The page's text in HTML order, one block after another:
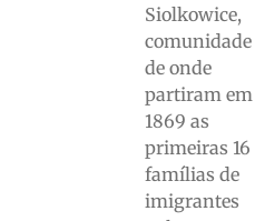
Siolkowice,
comunidade
de onde
partiram em
1869 as
primeiras 16
famílias de
imigrantes